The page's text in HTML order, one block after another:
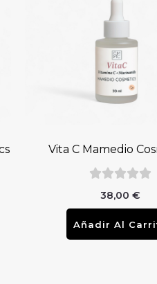
Vita C Mamedio
38,00 €
Añadir Al